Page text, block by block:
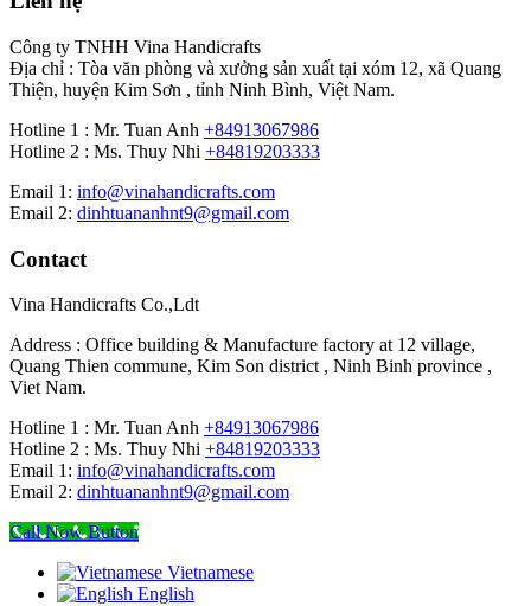
Công ty TNHH Vina Handicrafts
Địa chỉ : Tòa văn phòng và xưởng sản xuất tại xóm 12, xã Quang
Thiện, huyện Kim Sơn , tỉnh Ninh Bình, Việt Nam.
Hotline 1 : Mr. Tuan Anh +84913067986
Hotline 2 : Ms. Thuy Nhi +84819203333
Email 1: info@vinahandicrafts.com
Email 2: dinhtuananhnt9@gmail.com
Contact
Vina Handicrafts Co.,Ldt
Address : Office building & Manufacture factory at 12 village,
Quang Thien commune, Kim Son district , Ninh Binh province ,
Viet Nam.
Hotline 1 : Mr. Tuan Anh +84913067986
Hotline 2 : Ms. Thuy Nhi +84819203333
Email 1: info@vinahandicrafts.com
Email 2: dinhtuananhnt9@gmail.com
Call Now Button
Vietnamese
English